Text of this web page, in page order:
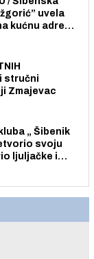
uvela
kućnu adresu
stručni
Zmajevac
„ Šibenik
svoju
ljuljačke i